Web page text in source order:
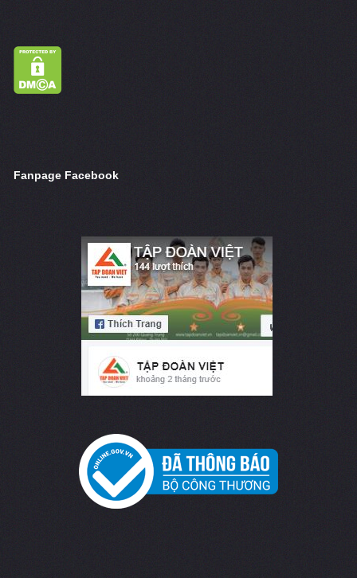
Fanpage Facebook